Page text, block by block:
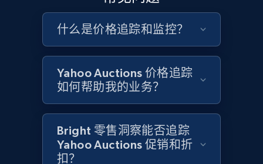
2.4K+ 202+ 立即开始
Home Depot US
URL, Domain, Country code, Model number,
Sku, Product id, Product name, Manufacturer,
and more.
什么是价格追踪和监控？
Yahoo Auctions 价格追踪
如何帮助我的业务？
Bright 零售洞察能否追踪
Yahoo Auctions 促销和折
扣？